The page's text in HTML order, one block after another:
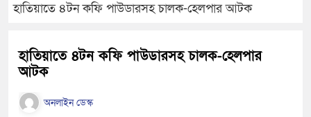
হাতিয়াতে ৪টন কফি পাউডারসহ চালক-হেলপার আটক
হাতিয়াতে ৪টন কফি পাউডারসহ চালক-হেলপার
আটক
অনলাইন ডেস্ক